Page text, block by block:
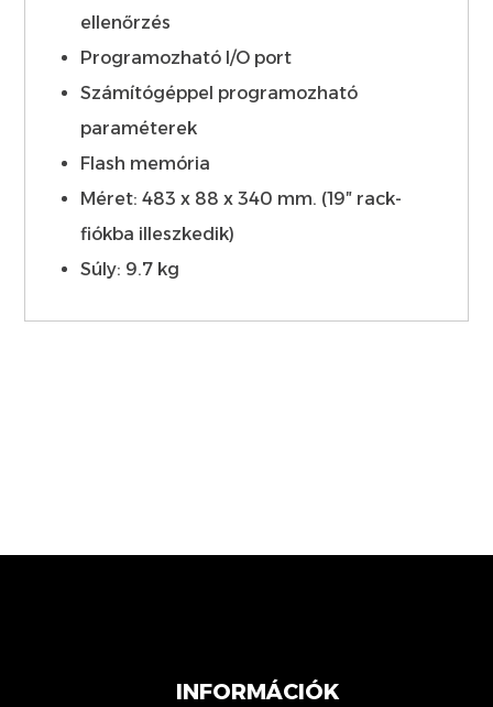
ellenőrzés
Programozható I/O port
Számítógéppel programozható
paraméterek
Flash memória
Méret: 483 x 88 x 340 mm. (19″ rack-
fiókba illeszkedik)
Súly: 9.7 kg
INFORMÁCIÓK